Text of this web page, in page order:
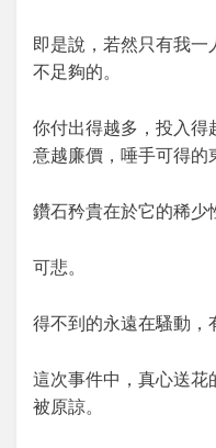
即是說，若然只有我一
不足夠的。
你付出得越多，投入得
意越廉價，唾手可得的
鑽石矜貴在於它的稀少
可悲。
得不到的永遠在騷動，
這次事件中，真心送
被原諒。